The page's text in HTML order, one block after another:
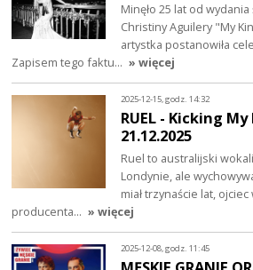
Minęło 25 lat od
Christiny Aguilery "My
artystka postanowiła
Zapisem tego faktu… » więcej
2025-12-15, godz. 14:32
RUEL - Kicking My
21.12.2025
Ruel to australijski
Londynie, ale
miał trzynaście lat, ojciec
producenta… » więcej
2025-12-08, godz. 11:45